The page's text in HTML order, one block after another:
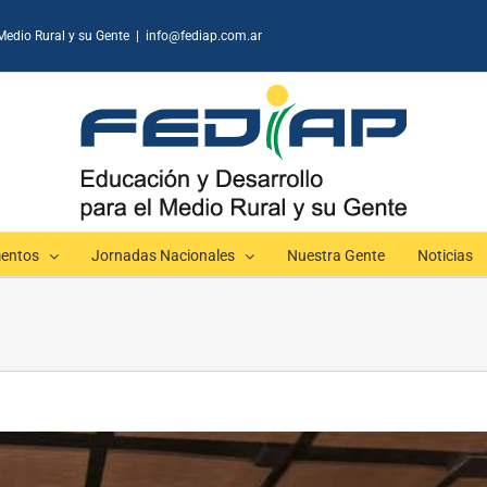
Rural y su Gente info@fediap.com.ar
Jornadas Nacionales Nuestra Gente Noticias